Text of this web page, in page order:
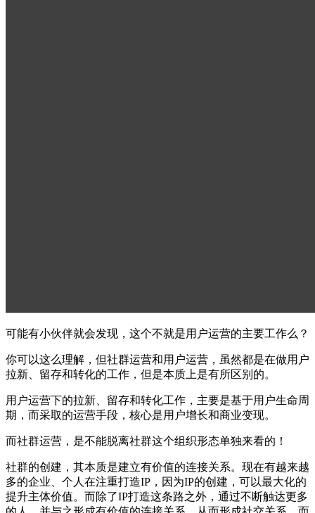
可能有小伙伴就会发现，这个不就是用户运营的主要工作么？
你可以这么理解，但社群运营和用户运营，虽然都是在做用户
拉新、留存和转化的工作，但是本质上是有所区别的。
用户运营下的拉新、留存和转化工作，主要是基于用户生命周
期，而采取的运营手段，核心是用户增长和商业变现。
而社群运营，是不能脱离社群这个组织形态单独来看的！
社群的创建，其本质是建立有价值的连接关系。现在有越来越
多的企业、个人在注重打造IP，因为IP的创建，可以最大化的
提升主体价值。而除了IP打造这条路之外，通过不断触达更多